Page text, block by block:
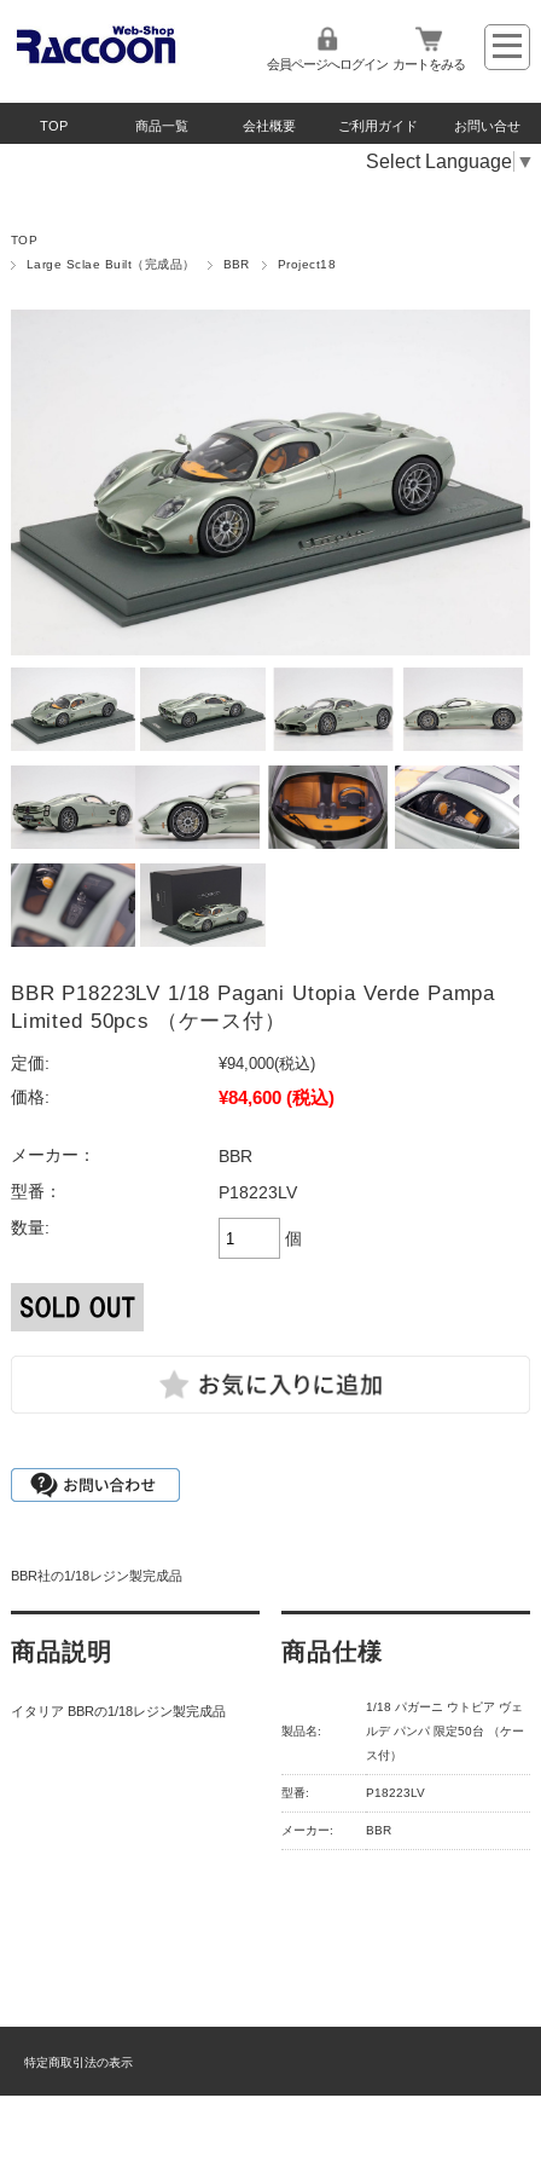
会員ページへログイン カートをみる
TOP 商品一覧 会社概要 ご利用ガイド お問い合せ
Select Language ▼
TOP
Large Sclae Built（完成品）
BBR Project18
BBR P18223LV 1/18 Pagani Utopia Verde Pampa
Limited 50pcs （ケース付）
定価: ¥94,000(税込)
価格:
¥84,600 (税込)
メーカー：
BBR
型番：
P18223LV
数量:
個
BBR社の1/18レジン製完成品
商品説明
イタリア BBRの1/18レジン製完成品
商品仕様
製品名:
1/18 パガーニ ウトピア ヴェ
ルデ パンパ 限定50台 （ケー
ス付）
型番: P18223LV
メーカー: BBR
特定商取引法の表示